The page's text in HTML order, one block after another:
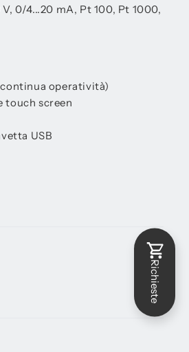
0/4...20 mA, Pt 100, Pt 1000,
operatività)
touch screen
USB
Richieste